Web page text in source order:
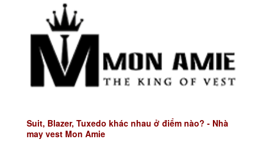
Suit, Blazer, Tuxedo khác nhau ở điểm nào? - Nhà
may vest Mon Amie